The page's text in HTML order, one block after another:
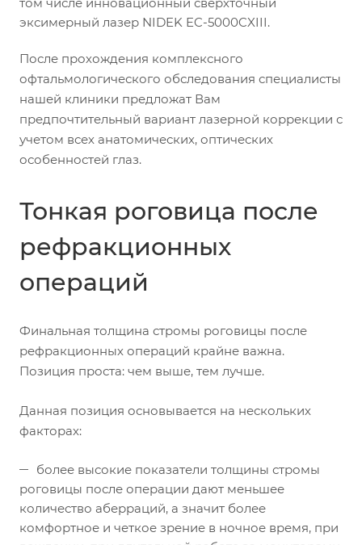
эксимерный лазер NIDEK EC-5000CXIII.
После прохождения комплексного
офтальмологического обследования специалисты
нашей клиники предложат Вам
предпочтительный вариант лазерной коррекции с
учетом всех анатомических, оптических
особенностей глаз.
Тонкая роговица после
рефракционных
операций
Финальная толщина стромы роговицы после
рефракционных операций крайне важна.
Позиция проста: чем выше, тем лучше.
Данная позиция основывается на нескольких
факторах:
более высокие показатели толщины стромы
роговицы после операции дают меньшее
количество аберраций, а значит более
комфортное и четкое зрение в ночное время, при